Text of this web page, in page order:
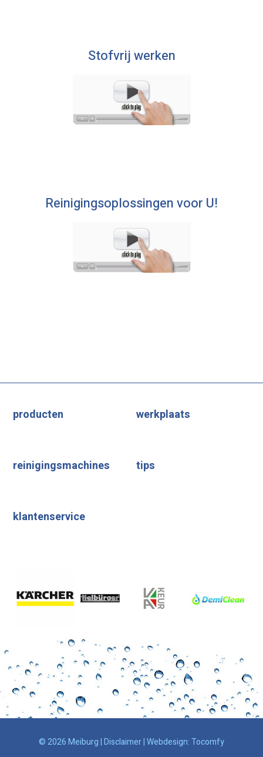
Stofvrij werken
Reinigingsoplossingen voor U!
producten werkplaats
reinigingsmachines tips
klantenservice
© 2026 Meiburg |Disclaimer| Webdesign:Tocomfy